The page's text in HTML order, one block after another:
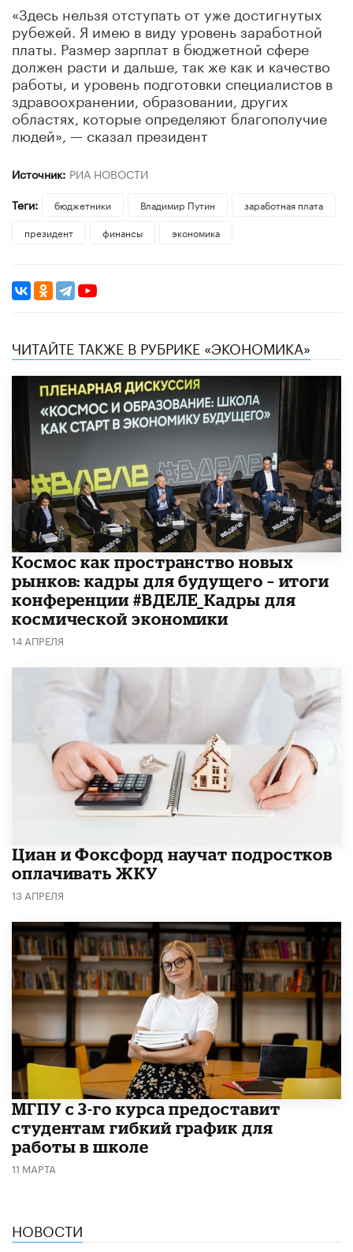
«Здесь нельзя отступать от уже достигнутых
рубежей. Я имею в виду уровень заработной
платы. Размер зарплат в бюджетной сфере
должен расти и дальше, так же как и качество
работы, и уровень подготовки специалистов в
здравоохранении, образовании, других
областях, которые определяют благополучие
людей», — сказал президент
Источник: РИА НОВОСТИ
Теги:
бюджетники Владимир Путин
заработная плата
президент
финансы экономика
ЧИТАЙТЕ ТАКЖЕ В РУБРИКЕ «ЭКОНОМИКА»
Космос как пространство новых
рынков: кадры для будущего – итоги
конференции #ВДЕЛЕ_Кадры для
космической экономики
14 АПРЕЛЯ
Циан и Фоксфорд научат подростков
оплачивать ЖКУ
13 АПРЕЛЯ
МГПУ с 3-го курса предоставит
студентам гибкий график для
работы в школе
11 МАРТА
НОВОСТИ